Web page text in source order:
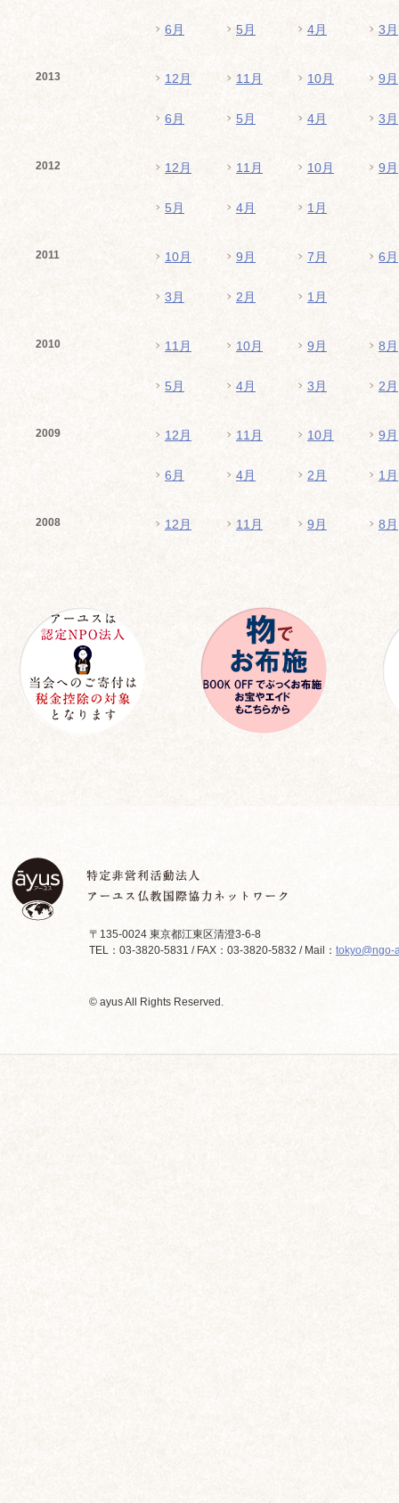
6月 5月 4月 3月
2013 12月 11月 10月 9月
6月 5月 4月 3月
2012 12月 11月 10月 9月
5月 4月 1月
2011 10月 9月 7月 6月
3月 2月 1月
2010 11月 10月 9月 8月
5月 4月 3月 2月
2009 12月 11月 10月 9月
6月 4月 2月 1月
2008 12月 11月 9月 8月
〒135-0024 東京都江東区清澄3-6-8
TEL：03-3820-5831 / FAX：03-3820-5832 / Mail： tokyo@ngo-
© ayus All Rights Reserved.